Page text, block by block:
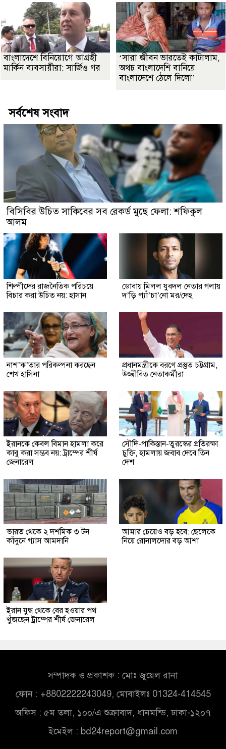
বাংলাদেশে বিনিয়োগে আগ্রহী
মার্কিন ব্যবসায়ীরা: সার্জিও গর
‘সারা জীবন ভারতেই কাটালাম,
অথচ বাংলাদেশি বানিয়ে
বাংলাদেশে ঠেলে দিলো’
সর্বশেষ সংবাদ
বিসিবির উচিত সাকিবের সব রেকর্ড মুছে ফেলা: শফিকুল
আলম
শিল্পীদের রাজনৈতিক পরিচয়ে
বিচার করা উচিত নয়: হাসান
ডোবায় মিলল যুবদল নেতার গলায়
দ’ড়ি প্যাঁ’চা’নো মর/দেহ
নাশ’ক’তার পরিকল্পনা করছেন
শেখ হাসিনা
প্রধানমন্ত্রীকে বরণে প্রস্তুত চট্টগ্রাম,
উজ্জীবিত নেতাকর্মীরা
ইরানকে কেবল বিমান হামলা করে
কাবু করা সম্ভব নয়: ট্রাম্পের শীর্ষ
জেনারেল
সৌদি-পাকিস্তান-তুরস্কের প্রতিরক্ষা
চুক্তি, হামলায় জবাব দেবে তিন
দেশ
ভারত থেকে ২ দশমিক ৩ টন
কাঁদুনে গ্যাস আমদানি
আমার চেয়েও বড় হবে: ছেলেকে
নিয়ে রোনালদোর বড় আশা
ইরান যুদ্ধ থেকে বের হওয়ার পথ
খুঁজছেন ট্রাম্পের শীর্ষ জেনারেল
সম্পাদক ও প্রকাশক : মোঃ জুয়েল রানা
ফোন : +8802222243049, মোবাইলঃ 01324-414545
অফিস : ৫ম তলা, ১০০/এ শুক্রাবাদ, ধানমন্ডি, ঢাকা-১২০৭
ইমেইল : bd24report@gmail.com